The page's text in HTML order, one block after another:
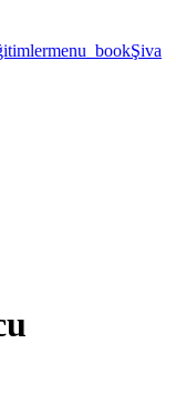
menu_bookŞiva